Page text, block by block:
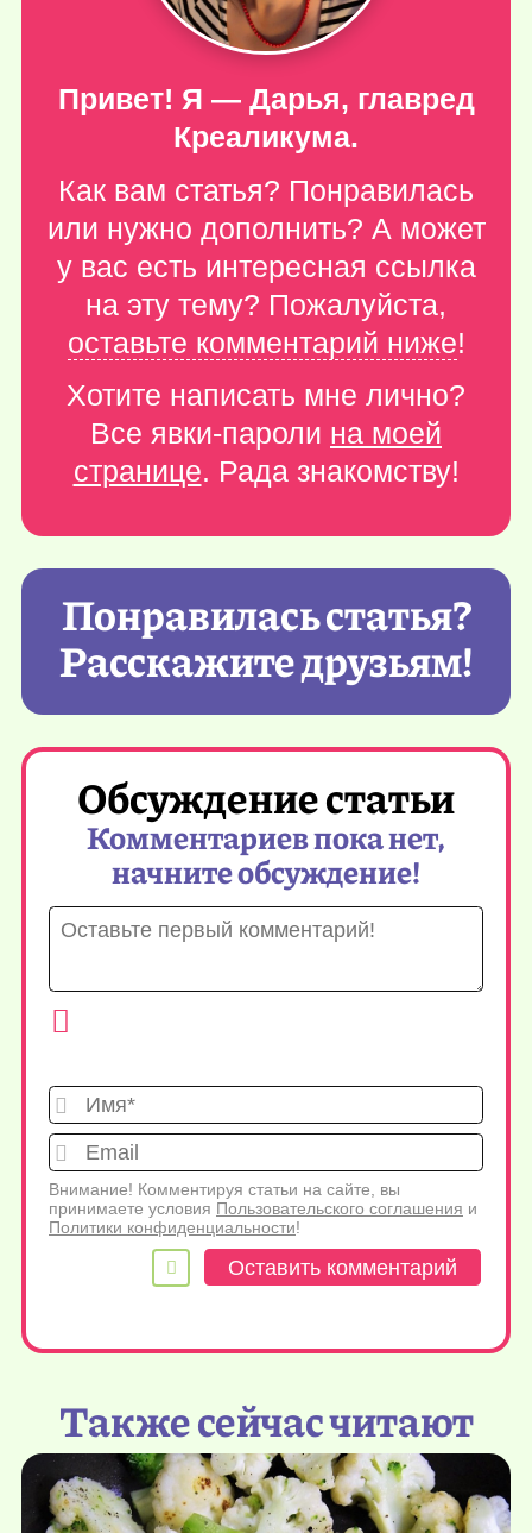
Привет! Я — Дарья, главред
Креаликума.
Как вам статья? Понравилась
или нужно дополнить? А может
у вас есть интересная ссылка
на эту тему? Пожалуйста,
оставьте комментарий ниже!
Хотите написать мне лично?
Все явки-пароли на моей
странице. Рада знакомству!
Понравилась статья?
Расскажите друзьям!
Обсуждение статьи
Комментариев пока нет,
начните обсуждение!
Имя*
Внимание! Комментируя статьи на сайте, вы
принимаете условия Пользовательского соглашения и
Политики конфиденциальности!
Также сейчас читают